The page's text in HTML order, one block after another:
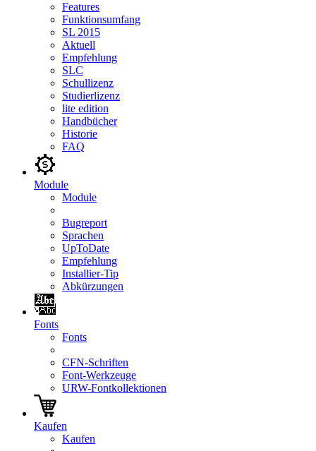
Features
Funktionsumfang
SL 2015
Aktuell
Empfehlung
SLC
Schullizenz
Studierlizenz
lite edition
Handbücher
Historie
FAQ
Module
Module
Bugreport
Sprachen
UpToDate
Empfehlung
Installier-Tip
Abkürzungen
Fonts
Fonts
CFN-Schriften
Font-Werkzeuge
URW-Fontkollektionen
Kaufen
Kaufen